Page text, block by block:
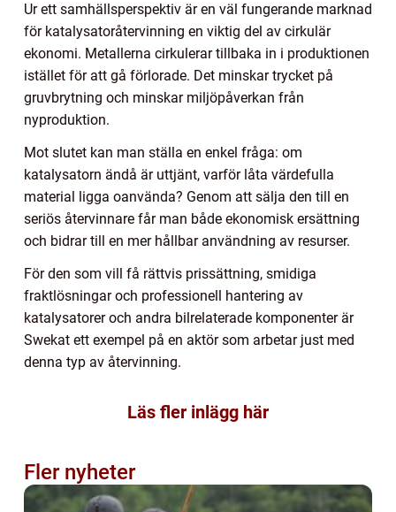
Ur ett samhällsperspektiv är en väl fungerande marknad
för katalysatoråtervinning en viktig del av cirkulär
ekonomi. Metallerna cirkulerar tillbaka in i produktionen
istället för att gå förlorade. Det minskar trycket på
gruvbrytning och minskar miljöpåverkan från
nyproduktion.
Mot slutet kan man ställa en enkel fråga: om
katalysatorn ändå är uttjänt, varför låta värdefulla
material ligga oanvända? Genom att sälja den till en
seriös återvinnare får man både ekonomisk ersättning
och bidrar till en mer hållbar användning av resurser.
För den som vill få rättvis prissättning, smidiga
fraktlösningar och professionell hantering av
katalysatorer och andra bilrelaterade komponenter är
Swekat ett exempel på en aktör som arbetar just med
denna typ av återvinning.
Läs fler inlägg här
Fler nyheter